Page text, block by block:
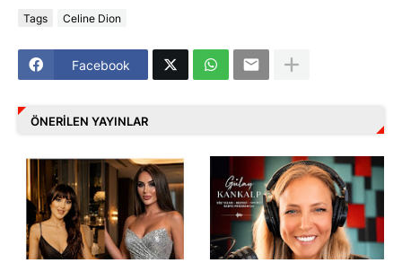
Tags Celine Dion
Facebook
ÖNERILEN YAYINLAR